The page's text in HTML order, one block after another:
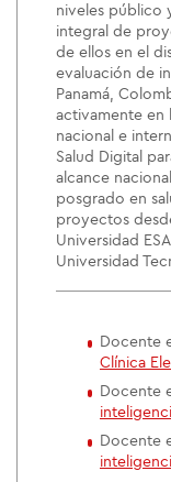
niveles público
integral de
de ellos en el
evaluación de
Panamá,
activamente en
nacional e
Salud Digital
alcance
posgrado en
proyectos
Universidad
Universidad
Docente
Clínica
Docente
Docente